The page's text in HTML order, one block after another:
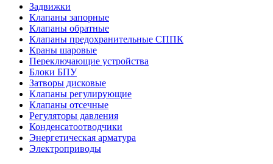
Задвижки
Клапаны запорные
Клапаны обратные
Клапаны предохранительные СППК
Краны шаровые
Переключающие устройства
Блоки БПУ
Затворы дисковые
Клапаны регулирующие
Клапаны отсечные
Регуляторы давления
Конденсатоотводчики
Энергетическая арматура
Электроприводы